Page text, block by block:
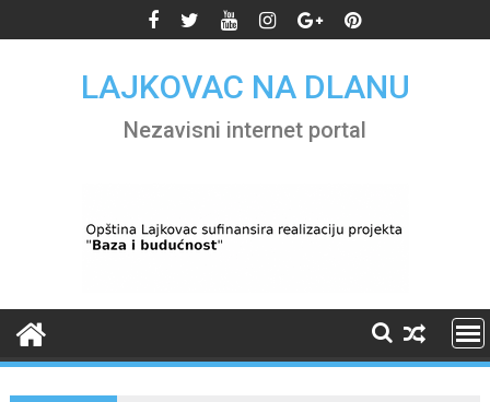
to
LAJKOVAC NA DLANU
Nezavisni internet portal